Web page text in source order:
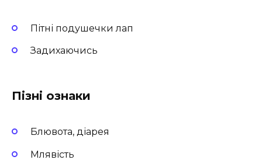
Пітні подушечки лап
Задихаючись
Пізні ознаки
Блювота, діарея
Млявість